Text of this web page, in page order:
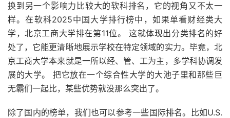
换到另一个影响力比较大的软科排名，它的视角又不太一
样。在软科2025中国大学排行榜中，如果单看财经类大
学，北京工商大学排在第11位。 这就体现出分类排名的好
处了，它能更清晰地展示学校在特定领域的实力。毕竟，北
京工商大学本来就是一所以经、管、工为主，多学科协调发
展的大学。 把它放在一个综合性大学的大池子里和那些巨
无霸们一起比，某些优势就没那么突出了。
除了国内的榜单，我们也可以参考一些国际排名。比如U.S.